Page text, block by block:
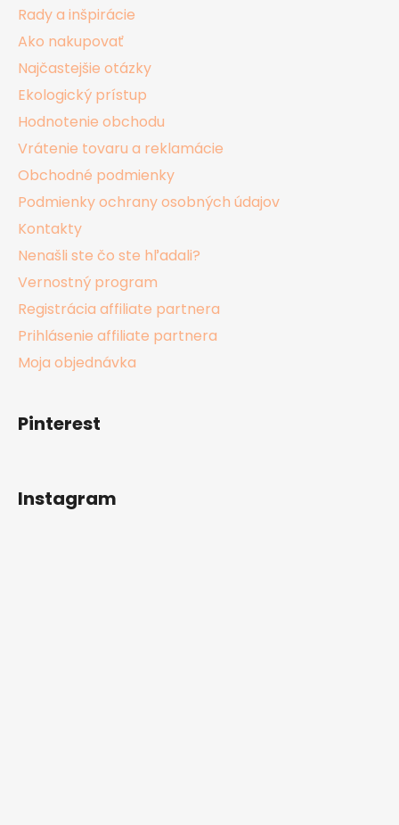
Rady a inšpirácie
Ako nakupovať
Najčastejšie otázky
Ekologický prístup
Hodnotenie obchodu
Vrátenie tovaru a reklamácie
Obchodné podmienky
Podmienky ochrany osobných údajov
Kontakty
Nenašli ste čo ste hľadali?
Vernostný program
Registrácia affiliate partnera
Prihlásenie affiliate partnera
Moja objednávka
Pinterest
Instagram